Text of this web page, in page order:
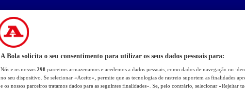
A Bola solicita o seu consentimento para utilizar os seus dados pessoais para:
Nós e os nossos 298 parceiros armazenamos e acedemos a dados pessoais, como dados de navegação ou
no seu dispositivo. Se selecionar «Aceito», permite que as tecnologias de rastreio suportem as finalidades
e os nossos parceiros tratamos dados para as seguintes finalidades». Se, pelo contrário, selecionar «Rejeitar